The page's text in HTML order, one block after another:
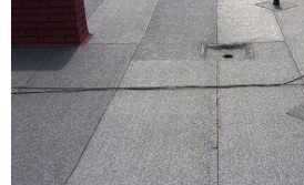
Bükkszentkereszt
Bükkzsérc
Csány
Demjén
Detk